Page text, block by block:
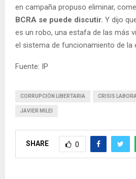
en campaña propuso eliminar,
BCRA se puede discutir. Y dijo
es un robo, una estafa de las más
el sistema de funcionamiento de la
Fuente: IP
CORRUPCIÓN LIBERTARIA CRISIS
JAVIER MILEI
SHARE 0